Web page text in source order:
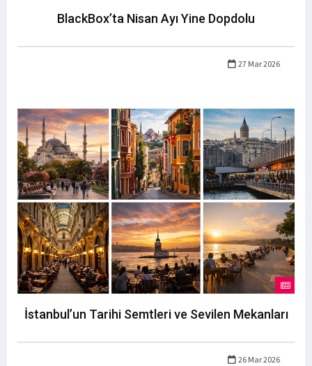
BlackBox’ta Nisan Ayı Yine Dopdolu
27 Mar 2026
İstanbul’un Tarihi Semtleri ve Sevilen Mekanları
26 Mar 2026